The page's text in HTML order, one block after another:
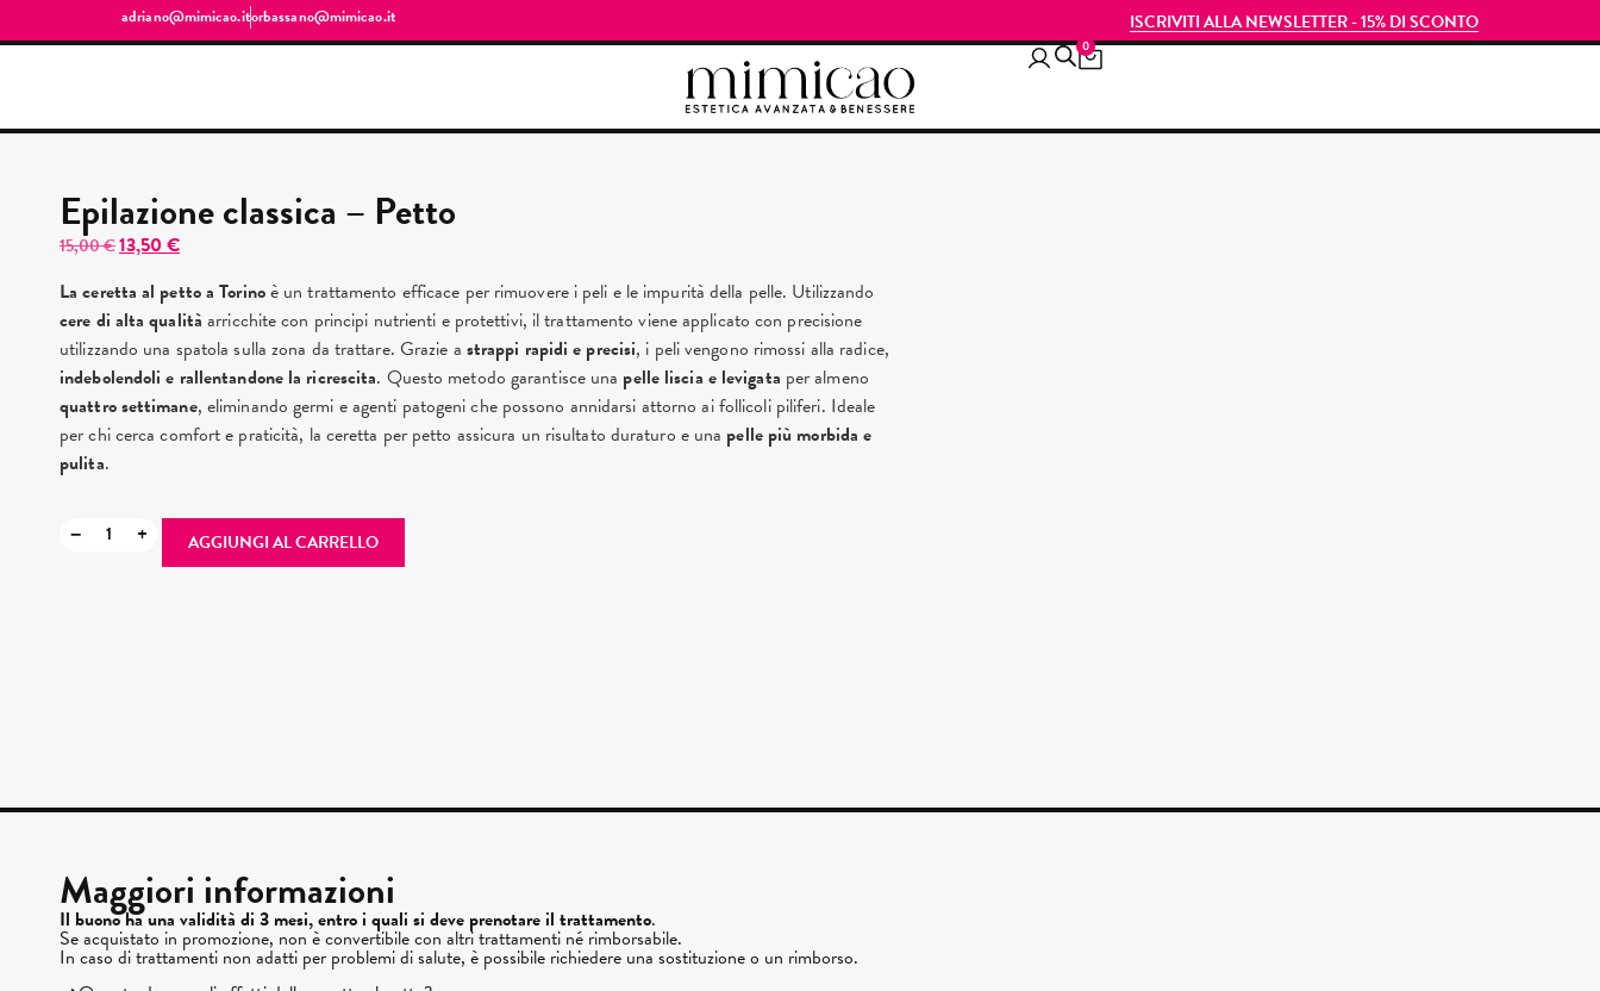
adriano@mimicao.itorbassano@mimicao.it ISCRIVITI ALLA NEWSLETTER - 15% DI SCONTO
0
Epilazione classica – Petto
15,00€13,50€
La ceretta al petto a Torinoè un trattamento efficace per rimuovere i peli e le impurità della pelle. Utilizzando
cere di alta qualità arricchite con principi nutrienti e protettivi, il trattamento viene applicato con precisione
utilizzando una spatola sulla zona da trattare. Grazie a strappi rapidi e precisi, i peli vengono rimossi alla radice,
indebolendoli e rallentandone la ricrescita. Questo metodo garantisce una pelle liscia e levigata per almeno
quattro settimane, eliminando germi e agenti patogeni che possono annidarsi attorno ai follicoli piliferi. Ideale
per chi cerca comfort e praticità, la ceretta per petto assicura un risultato duraturo e una pelle più morbida e
pulita.
− + AGGIUNGI AL CARRELLO
Maggiori informazioni
Il buono ha una validità di 3 mesi, entro i quali si deve prenotare il trattamento.
Se acquistato in promozione, non è convertibile con altri trattamenti né rimborsabile.
In caso di trattamenti non adatti per problemi di salute, è possibile richiedere una sostituzione o un rimborso.